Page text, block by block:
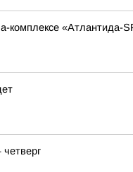
«Атлантида-